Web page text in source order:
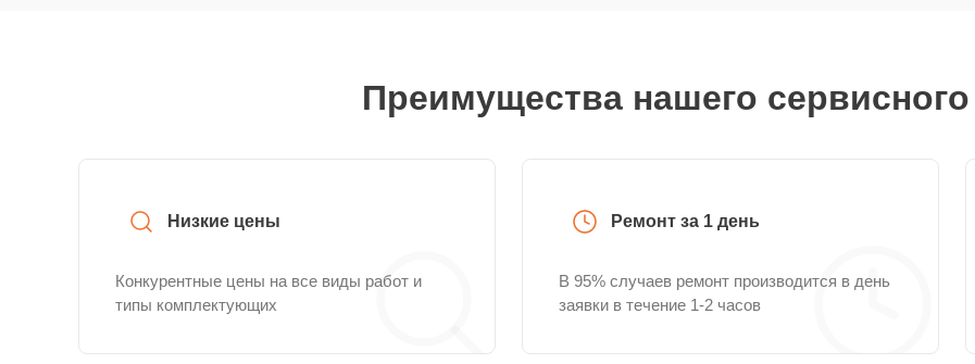
Преимущества нашего сервисного
Низкие цены
Конкурентные цены на все виды работ и
типы комплектующих
Ремонт за 1 день
В 95% случаев ремонт производится в день
заявки в течение 1-2 часов